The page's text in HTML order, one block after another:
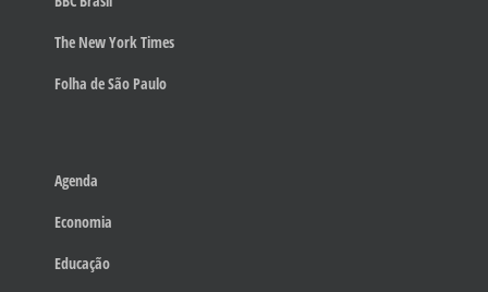
The New York Times
Folha de São Paulo
Agenda
Economia
Educação